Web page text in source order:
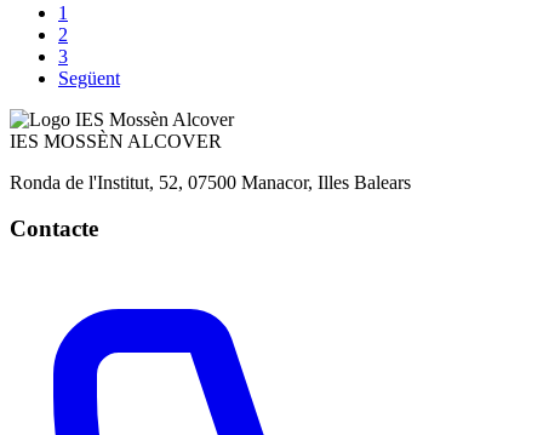
1
2
3
Següent
IES MOSSÈN ALCOVER
Ronda de l'Institut, 52, 07500 Manacor, Illes Balears
Contacte